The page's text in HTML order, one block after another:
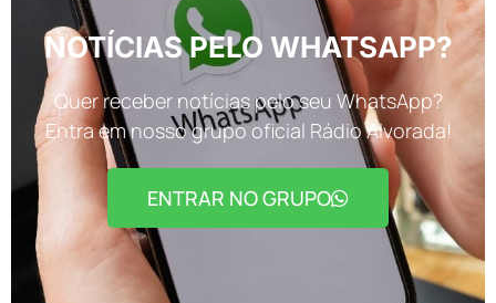
NOTÍCIAS PELO WHATSAPP?
Quer receber notícias pelo seu WhatsApp?
Entra em nosso grupo oficial Rádio Alvorada!
ENTRAR NO GRUPO